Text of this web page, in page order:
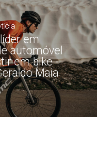
em
automóvel
em bike -
Maia